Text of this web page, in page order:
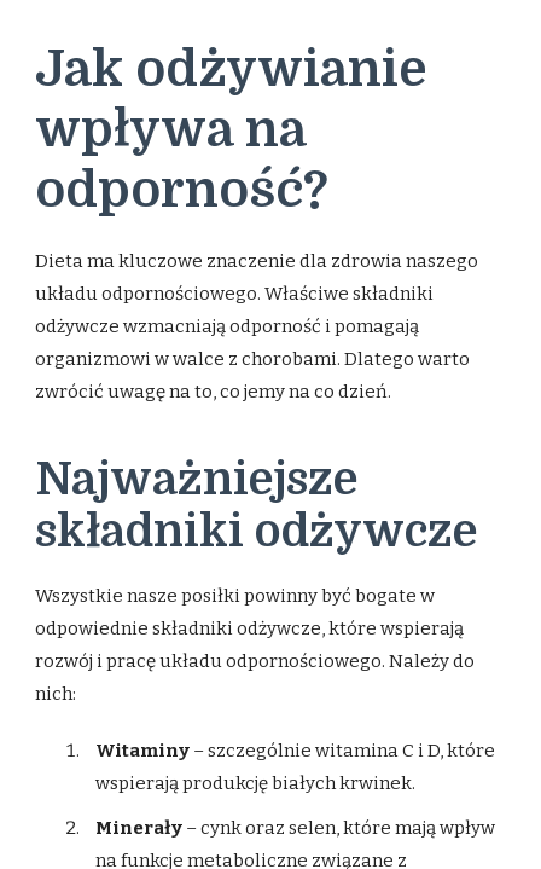
Jak odżywianie
wpływa na
odporność?
Dieta ma kluczowe znaczenie dla zdrowia naszego
układu odpornościowego. Właściwe składniki
odżywcze wzmacniają odporność i pomagają
organizmowi w walce z chorobami. Dlatego warto
zwrócić uwagę na to, co jemy na co dzień.
Najważniejsze
składniki odżywcze
Wszystkie nasze posiłki powinny być bogate w
odpowiednie składniki odżywcze, które wspierają
rozwój i pracę układu odpornościowego. Należy do
nich:
Witaminy – szczególnie witamina C i D, które
wspierają produkcję białych krwinek.
Minerały – cynk oraz selen, które mają wpływ
na funkcje metaboliczne związane z